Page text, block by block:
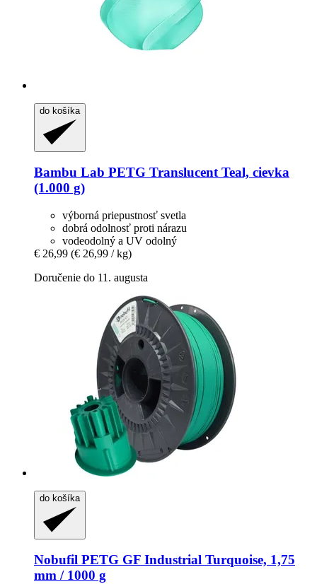
do košíka
Bambu Lab PETG Translucent Teal, cievka
(1.000 g)
výborná priepustnosť svetla
dobrá odolnosť proti nárazu
vodeodolný a UV odolný
€ 26,99 (€ 26,99 / kg)
Doručenie do 11. augusta
do košíka
Nobufil PETG GF Industrial Turquoise, 1,75
mm / 1000 g